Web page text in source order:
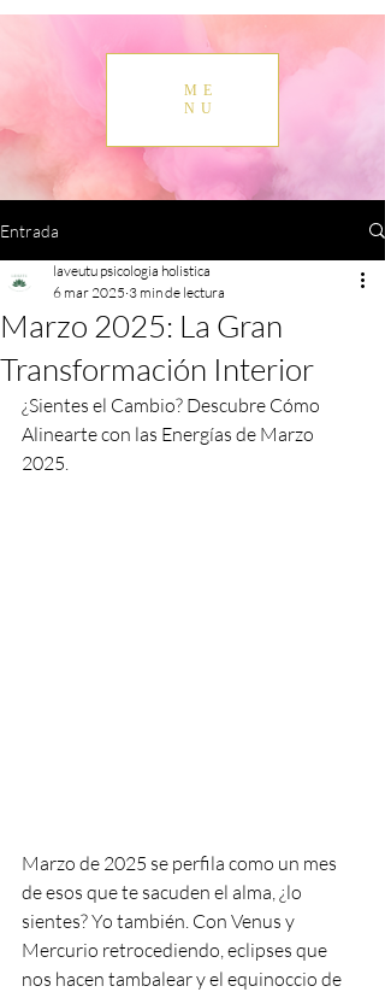
ME
NU
Entrada
Marzo 2025: La Gran
Transformación Interior
laveutu psicologia holistica
6 mar 2025 3 min de lectura
¿Sientes el Cambio? Descubre Cómo
Alinearte con las Energías de Marzo
2025.
Marzo de 2025 se perfila como un mes
de esos que te sacuden el alma, ¿lo
sientes? Yo también. Con Venus y
Mercurio retrocediendo, eclipses que
nos hacen tambalear y el equinoccio de